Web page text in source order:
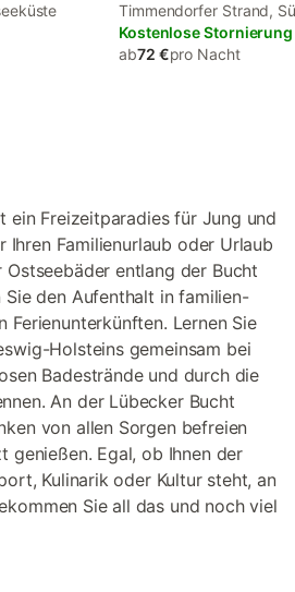
Timmendorfer Strand,
Ostseeküste
Kostenlose Stornierung
ab72 €pro Nacht
ein Freizeitparadies für Jung und
Ihren Familienurlaub oder Urlaub
entlang der Bucht
den Aufenthalt in familien-
Ferienunterkünften. Lernen Sie
Holsteins gemeinsam bei
Badestrände und durch die
An der Lübecker Bucht
von allen Sorgen befreien
genießen. Egal, ob Ihnen der
Kulinarik oder Kultur steht, an
Sie all das und noch viel